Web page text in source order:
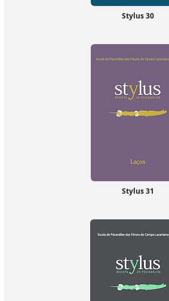
Stylus 30
Stylus 31